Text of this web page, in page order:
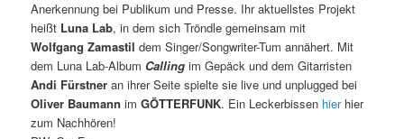
Anerkennung bei Publikum und Presse. Ihr aktuellstes Projekt
heißt Luna Lab, in dem sich Tröndle gemeinsam mit
Wolfgang Zamastil dem Singer/Songwriter-Tum annähert. Mit
dem Luna Lab-Album Calling im Gepäck und dem Gitarristen
Andi Fürstner an ihrer Seite spielte sie live und unplugged bei
Oliver Baumann imGÖTTERFUNK. Ein Leckerbissen hierhier
zum Nachhören!